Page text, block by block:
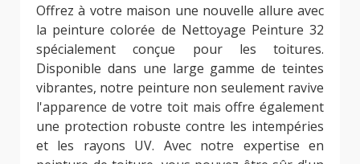
Offrez à votre maison une nouvelle allure avec
la peinture colorée de Nettoyage Peinture 32
spécialement conçue pour les toitures.
Disponible dans une large gamme de teintes
vibrantes, notre peinture non seulement ravive
l'apparence de votre toit mais offre également
une protection robuste contre les intempéries
et les rayons UV. Avec notre expertise en